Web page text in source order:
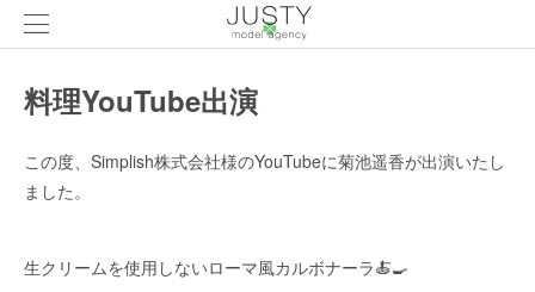
料理YouTube出演
この度、Simplish株式会社様のYouTubeに菊池遥香が出演いたし
ました。
生クリームを使用しないローマ風カルボナーラ🍝🍳